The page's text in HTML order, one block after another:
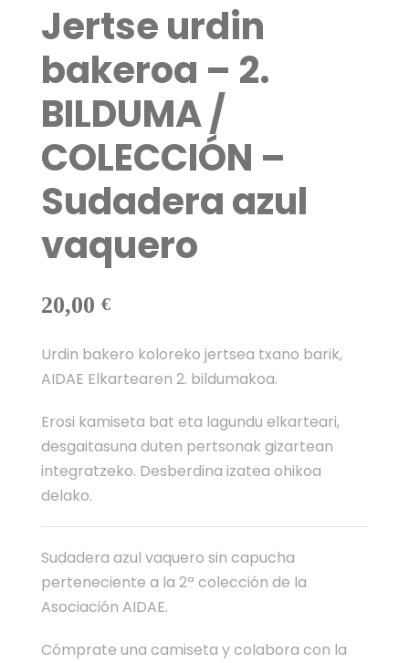
Jertse urdin
bakeroa – 2.
BILDUMA /
COLECCIÓN –
Sudadera azul
vaquero
20,00 €
Urdin bakero koloreko jertsea txano barik,
AIDAE Elkartearen 2. bildumakoa.
Erosi kamiseta bat eta lagundu elkarteari,
desgaitasuna duten pertsonak gizartean
integratzeko. Desberdina izatea ohikoa
delako.
Sudadera azul vaquero sin capucha
perteneciente a la 2ª colección de la
Asociación AIDAE.
Cómprate una camiseta y colabora con la